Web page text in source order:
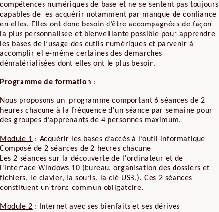
compétences numériques de base et ne se sentent pas toujours
capables de les acquérir notamment par manque de confiance
en elles. Elles ont donc besoin d’être accompagnées de façon
la plus personnalisée et bienveillante possible pour apprendre
les bases de l’usage des outils numériques et parvenir à
accomplir elle-même certaines des démarches
dématérialisées dont elles ont le plus besoin.
Programme de formation :
Nous proposons un programme comportant 6 séances de 2
heures chacune à la fréquence d'un séance par semaine pour
des groupes d’apprenants de 4 personnes maximum.
Module 1 : Acquérir les bases d’accès à l’outil informatique
Composé de 2 séances de 2 heures chacune
Les 2 séances sur la découverte de l'ordinateur et de
l'interface Windows 10 (bureau, organisation des dossiers et
fichiers, le clavier, la souris, la clé USB,). Ces 2 séances
constituent un tronc commun obligatoire.
Module 2 : Internet avec ses bienfaits et ses dérives